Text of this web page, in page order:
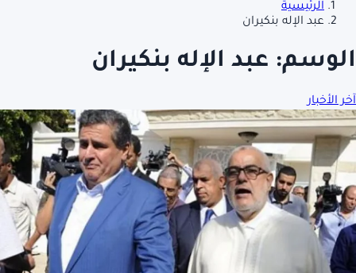
الرئيسية
عبد الإله بنكيران
الوسم: عبد الإله بنكيران
آخر الأخبار